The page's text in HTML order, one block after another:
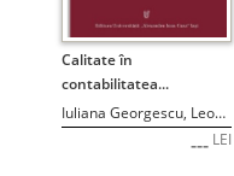
Calitate în
contabilitatea...
Iuliana Georgescu, Leontina Beţianu
--- LEI
STOC EPUIZAT